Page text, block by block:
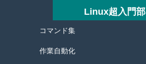
Linux超入門部
コマンド集
作業自動化